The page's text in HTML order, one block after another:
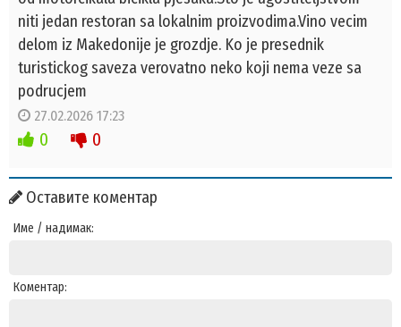
niti jedan restoran sa lokalnim proizvodima.Vino vecim
delom iz Makedonije je grozdje. Ko je presednik
turistickog saveza verovatno neko koji nema veze sa
podrucjem
27.02.2026 17:23
0 0
Оставите коментар
Име / надимак:
Коментар: